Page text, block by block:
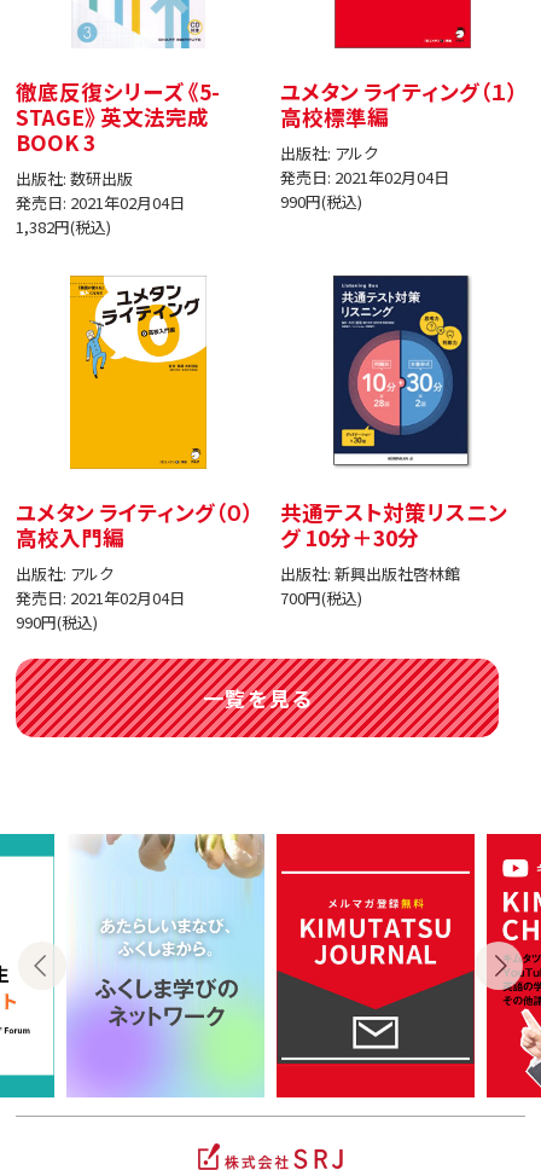
徹底反復シリーズ 《5-
STAGE》 英文法完成
BOOK 3
出版社: 数研出版
発売日: 2021年02月04日
1,382円(税込)
ユメタン ライティング（１）
高校標準編
出版社: アルク
発売日: 2021年02月04日
990円(税込)
ユメタン ライティング（０）
高校入門編
出版社: アルク
発売日: 2021年02月04日
990円(税込)
共通テスト対策リスニン
グ 10分＋30分
出版社: 新興出版社啓林館
700円(税込)
一覧を見る